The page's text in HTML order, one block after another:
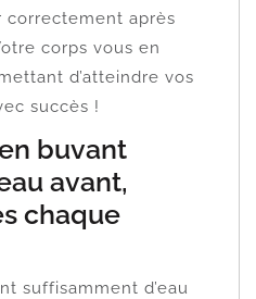
correctement après
corps vous en
d’atteindre vos
succès !
buvant
avant,
chaque
suffisamment d’eau